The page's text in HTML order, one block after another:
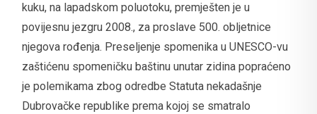
kuku, na lapadskom poluotoku, premješten je u
povijesnu jezgru 2008., za proslave 500. obljetnice
njegova rođenja. Preseljenje spomenika u UNESCO-vu
zaštićenu spomeničku baštinu unutar zidina popraćeno
je polemikama zbog odredbe Statuta nekadašnje
Dubrovačke republike prema kojoj se smatralo